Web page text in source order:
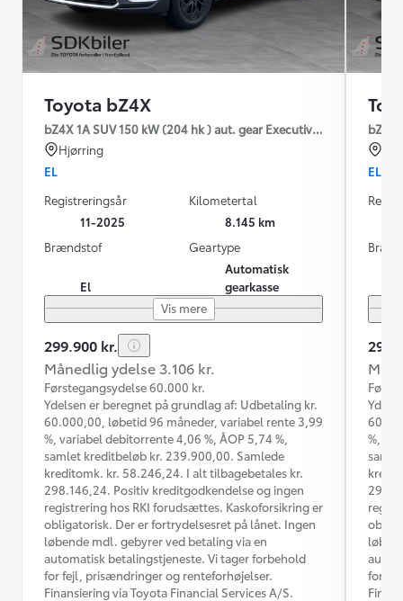
Toyota bZ4X
bZ4X 1A SUV 150 kW (204 hk ) aut. gear Executive Premium
Hjørring
EL
Registreringsår
11-2025
Kilometertal
8.145 km
Brændstof
El
Geartype
Automatisk
gearkasse
Vis mere
299.900 kr.
Månedlig ydelse 3.106 kr.
Førstegangsydelse 60.000 kr.
Ydelsen er beregnet på grundlag af: Udbetaling kr.
60.000,00, løbetid 96 måneder, variabel rente 3,99
%, variabel debitorrente 4,06 %, ÅOP 5,74 %,
samlet kreditbeløb kr. 239.900,00. Samlede
kreditomk. kr. 58.246,24. I alt tilbagebetales kr.
298.146,24. Positiv kreditgodkendelse og ingen
registrering hos RKI forudsættes. Kaskoforsikring er
obligatorisk. Der er fortrydelsesret på lånet. Ingen
løbende mdl. gebyrer ved betaling via en
automatisk betalingstjeneste. Vi tager forbehold
for fejl, prisændringer og renteforhøjelser.
Finansiering via Toyota Financial Services A/S.
bZ4X
EL
%,
for